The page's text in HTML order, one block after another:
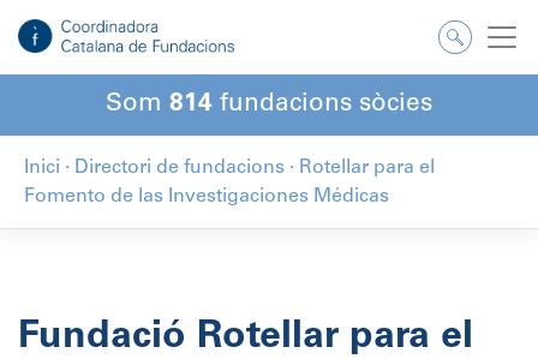
contingut
Som 814 fundacions sòcies
Inici · Directori de fundacions · Rotellar para el
Fomento de las Investigaciones Médicas
Fundació Rotellar para el